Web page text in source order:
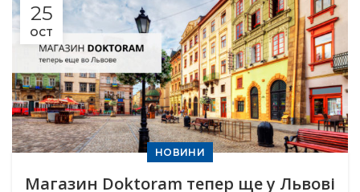
25
OCT
НОВИНИ
Магазин Doktoram тепер ще у Львові